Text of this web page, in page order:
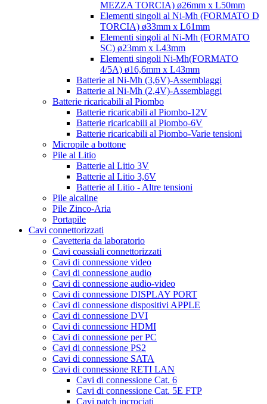
MEZZA TORCIA) ø26mm x L50mm
Elementi singoli al Ni-Mh (FORMATO D
TORCIA) ø33mm x L61mm
Elementi singoli al Ni-Mh (FORMATO
SC) ø23mm x L43mm
Elementi singoli Ni-Mh(FORMATO
4/5A) ø16,6mm x L43mm
Batterie al Ni-Mh (3,6V)-Assemblaggi
Batterie al Ni-Mh (2,4V)-Assemblaggi
Batterie ricaricabili al Piombo
Batterie ricaricabili al Piombo-12V
Batterie ricaricabili al Piombo-6V
Batterie ricaricabili al Piombo-Varie tensioni
Micropile a bottone
Pile al Litio
Batterie al Litio 3V
Batterie al Litio 3,6V
Batterie al Litio - Altre tensioni
Pile alcaline
Pile Zinco-Aria
Portapile
Cavi connettorizzati
Cavetteria da laboratorio
Cavi coassiali connettorizzati
Cavi di connessione video
Cavi di connessione audio
Cavi di connessione audio-video
Cavi di connessione DISPLAY PORT
Cavi di connessione dispositivi APPLE
Cavi di connessione DVI
Cavi di connessione HDMI
Cavi di connessione per PC
Cavi di connessione PS2
Cavi di connessione SATA
Cavi di connessione RETI LAN
Cavi di connessione Cat. 6
Cavi di connessione Cat. 5E FTP
Cavi patch incrociati